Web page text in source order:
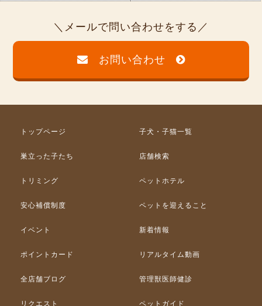
メールで問い合わせをする
お問い合わせ
トップページ 子犬・子猫一覧
巣立った子たち 店舗検索
トリミング ペットホテル
安心補償制度 ペットを迎えること
イベント 新着情報
ポイントカード リアルタイム動画
全店舗ブログ 管理獣医師健診
リクエスト ペットガイド